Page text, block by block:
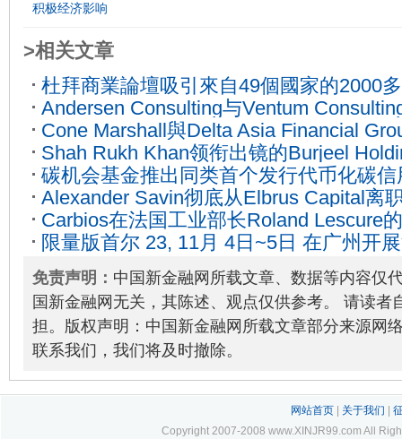
积极经济影响
>相关文章
杜拜商業論壇吸引來自49個國家的2000
參加為期兩天的熱烈討論及重大交易
Andersen Consulting与Ventum
2026-03-25
Cone Marshall與Delta Asia Financial
Asia Cone Marshall (DACM) Family
06
Shah Rukh Khan领衔出镜的Burjeel
亮哈利法塔2022-10-08
碳机会基金推出同类首个发行代币化碳
08-22
Alexander Savin彻底从Elbrus Capital离
Carbios在法国工业部长Roland Lescure
回收领域的重大创新以及全新的纺织品制
限量版首尔 23, 11月 4日~5日 在广州开
免责声明： 中国新金融网所载文章、数据等内容仅
国新金融网无关，其陈述、观点仅供参考。 请读者
担。版权声明：中国新金融网所载文章部分来源网
联系我们，我们将及时撤除。
网站首页| 关于我们
Copyright 2007-2008 www.XINJR99.com All